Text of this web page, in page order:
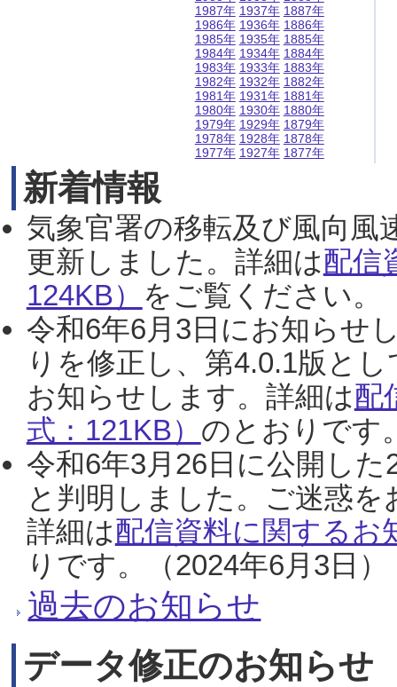
1987年
1986年
1985年
1984年
1983年
1982年
1981年
1980年
1979年
1978年
1977年
1937年
1936年
1935年
1934年
1933年
1932年
1931年
1930年
1929年
1928年
1927年
1887年
1886年
1885年
1884年
1883年
1882年
1881年
1880年
1879年
1878年
1877年
新着情報
気象官署の移転及び風向風
更新しました。詳細は配信
124KB） をご覧ください。
令和6年6月3日にお知らせ
りを修正し、第4.0.1版と
お知らせします。詳細は配
式：121KB） のとおりです
令和6年3月26日に公開し
と判明しました。ご迷惑
詳細は配信資料に関するお
りです。（2024年6月3日）
過去のお知らせ
データ修正のお知らせ